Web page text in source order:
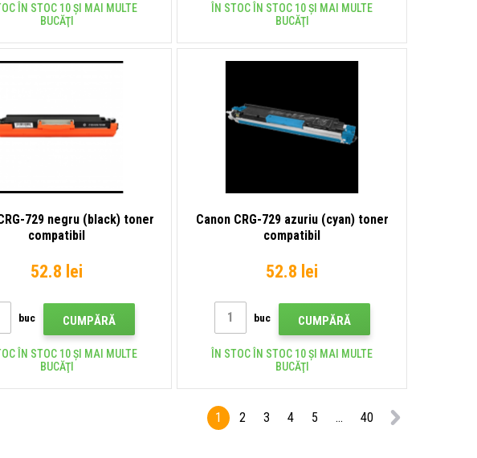
ÎN STOC 10 ȘI MAI MULTE
BUCĂŢI
ÎN STOC ÎN STOC 10 ȘI MAI MULTE
BUCĂŢI
729 negru (black) toner
compatibil
52.8 lei
buc CUMPĂRĂ
ÎN STOC 10 ȘI MAI MULTE
BUCĂŢI
Canon CRG-729 azuriu (cyan) toner
compatibil
52.8 lei
buc CUMPĂRĂ
ÎN STOC ÎN STOC 10 ȘI MAI MULTE
BUCĂŢI
1 2 3 4 5 ... 40